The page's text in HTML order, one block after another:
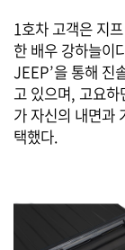
1호차 고객은 지
한 배우 강하늘이
JEEP’을 통해 진
고 있으며, 고요
가 자신의 내면과
택했다.